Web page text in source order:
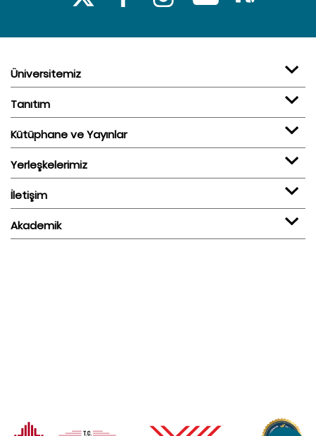
Üniversitemiz
Tanıtım
Kütüphane ve Yayınlar
Yerleşkelerimiz
İletişim
Akademik